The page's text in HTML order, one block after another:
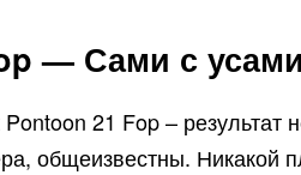
— Сами с
21 Fop –
общеизвестны. Никакой